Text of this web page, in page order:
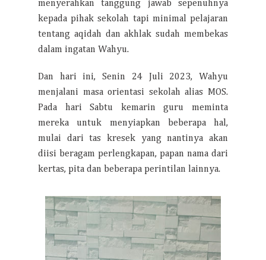
menyerahkan tanggung jawab sepenuhnya
kepada pihak sekolah tapi minimal pelajaran
tentang aqidah dan akhlak sudah membekas
dalam ingatan Wahyu.
Dan hari ini, Senin 24 Juli 2023, Wahyu
menjalani masa orientasi sekolah alias MOS.
Pada hari Sabtu kemarin guru meminta
mereka untuk menyiapkan beberapa hal,
mulai dari tas kresek yang nantinya akan
diisi beragam perlengkapan, papan nama dari
kertas, pita dan beberapa perintilan lainnya.